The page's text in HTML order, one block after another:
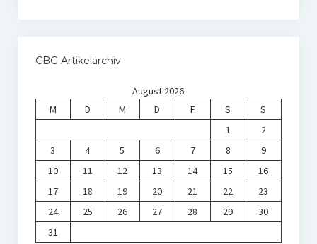
CBG Artikelarchiv
August 2026
M
D M D F S
S
1
2
3
4 5 6 7 8
9
10
11 12 13 14 15
16
17
18 19 20 21 22
23
24
25 26 27 28 29
30
31